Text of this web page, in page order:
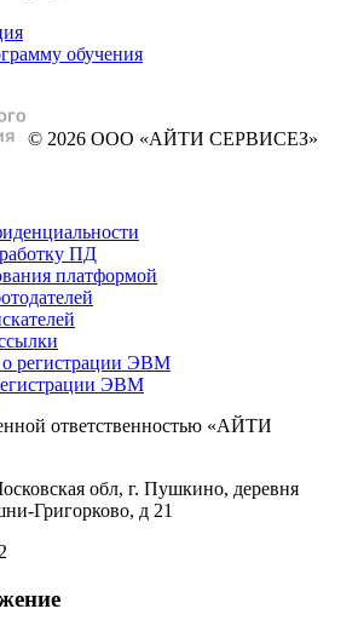
обучения
© 2026 ООО «АЙТИ СЕРВИСЕЗ»
ПД
платформой
о регистрации ЭВМ
ЭВМ
ответственностью «АЙТИ
обл, г. Пушкино, деревня
Григорково, д 21